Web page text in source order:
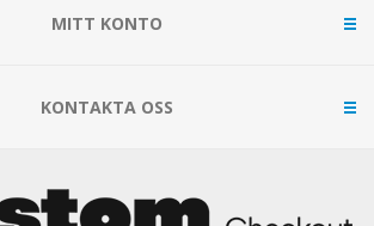
MITT KONTO
KONTAKTA OSS